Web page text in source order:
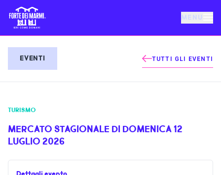
MENU
EVENTI
NOTIZIE
OSPITALITÀ
EVENTI TUTTI GLI EVENTI
TURISMO
MERCATO STAGIONALE DI DOMENICA 12
LUGLIO 2026